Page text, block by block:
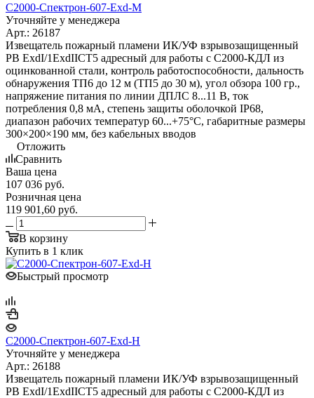
С2000-Спектрон-607-Exd-М
Уточняйте у менеджера
Арт.: 26187
Извещатель пожарный пламени ИК/УФ взрывозащищенный
РВ ExdI/1ExdIICT5 адресный для работы с С2000-КДЛ из
оцинкованной стали, контроль работоспособности, дальность
обнаружения ТП6 до 12 м (ТП5 до 30 м), угол обзора 100 гр.,
напряжение питания по линии ДПЛС 8...11 В, ток
потребления 0,8 мА, степень защиты оболочкой IP68,
диапазон рабочих температур 60...+75°С, габаритные размеры
300×200×190 мм, без кабельных вводов
Отложить
Сравнить
Ваша цена
107 036 руб.
Розничная цена
119 901,60 руб.
В корзину
Купить в 1 клик
Быстрый просмотр
С2000-Спектрон-607-Exd-Н
Уточняйте у менеджера
Арт.: 26188
Извещатель пожарный пламени ИК/УФ взрывозащищенный
РВ ExdI/1ExdIICT5 адресный для работы с С2000-КДЛ из